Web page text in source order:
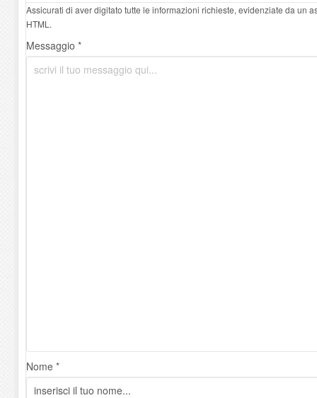
Assicurati di aver digitato tutte le informazioni richieste, evidenziate da un
HTML.
Messaggio *
Nome *